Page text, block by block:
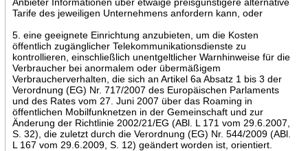
Tarife des jeweiligen Unternehmens anfordern kann, oder
5. eine geeignete Einrichtung anzubieten, um die Kosten
öffentlich zugänglicher Telekommunikationsdienste zu
kontrollieren, einschließlich unentgeltlicher Warnhinweise für die
Verbraucher bei anormalem oder übermäßigem
Verbraucherverhalten, die sich an Artikel 6a Absatz 1 bis 3 der
Verordnung (EG) Nr. 717/2007 des Europäischen Parlaments
und des Rates vom 27. Juni 2007 über das Roaming in
öffentlichen Mobilfunknetzen in der Gemeinschaft und zur
Änderung der Richtlinie 2002/21/EG (ABl. L 171 vom 29.6.2007,
S. 32), die zuletzt durch die Verordnung (EG) Nr. 544/2009 (ABl.
L 167 vom 29.6.2009, S. 12) geändert worden ist, orientiert.